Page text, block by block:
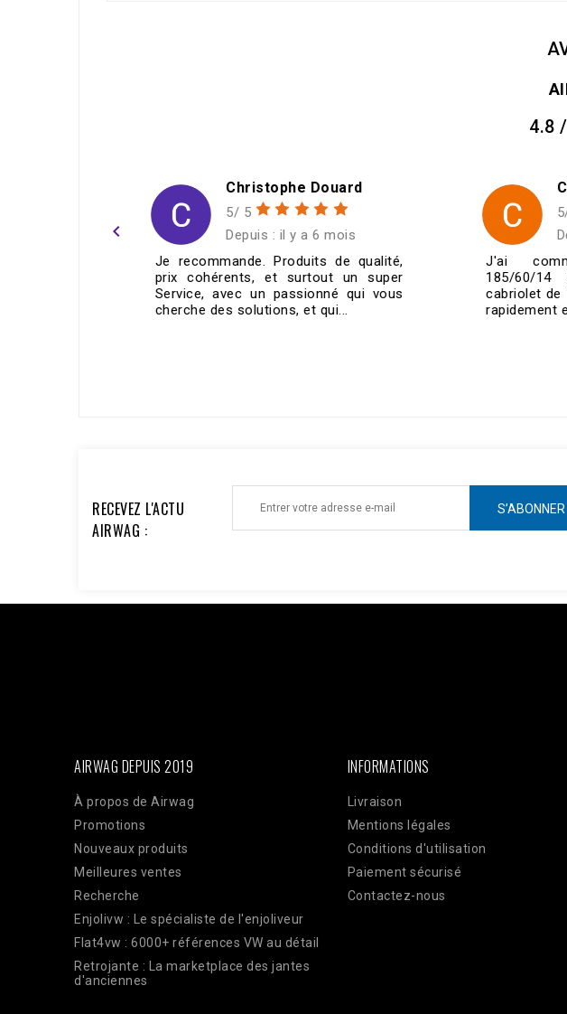
4.8
Christophe Douard
5/ 5
Depuis : il y a 6 mois
Je recommande. Produits de qualité,
prix cohérents, et surtout un super
Service, avec un passionné qui vous
cherche des solutions, et qui...
J'ai
185/60/
cabriolet de
rapidement
navigate_before
RECEVEZ L'ACTU
AIRWAG :
AIRWAG DEPUIS 2019
À propos de Airwag
Promotions
Nouveaux produits
Meilleures ventes
Recherche
Enjolivw : Le spécialiste de l'enjoliveur
Flat4vw : 6000+ références VW au détail
Retrojante : La marketplace des jantes
d'anciennes
INFORMATIONS
Livraison
Mentions légales
Conditions d'utilisation
Paiement sécurisé
Contactez-nous